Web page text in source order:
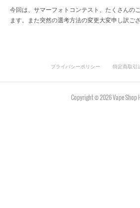
今回は、サマーフォトコンテスト、たくさんの
ます。また突然の選考方法の変更大変申し訳ご
プライバシーポリシー 特定商取引
Copyright ©2026Vape Shop